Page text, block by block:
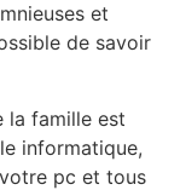
et
de savoir
la famille est
informatique,
pc et tous